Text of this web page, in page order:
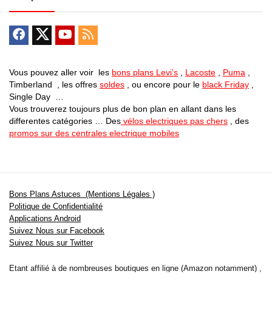
Vous pouvez aller voir les bons plans Levi’s Lacoste Puma
Timberland , les offres soldes , ou encore pour le black Friday
Single Day …
Vous trouverez toujours plus de bon plan en allant dans les
differentes catégories … Des vélos electriques pas chers , des
promos sur des centrales electrique mobiles
Bons Plans Astuces (Mentions Légales )
Politique de Confidentialité
Applications Android
Suivez Nous sur Facebook
Suivez Nous sur Twitter
Etant affilié à de nombreuses boutiques en ligne (Amazon notamment) ,